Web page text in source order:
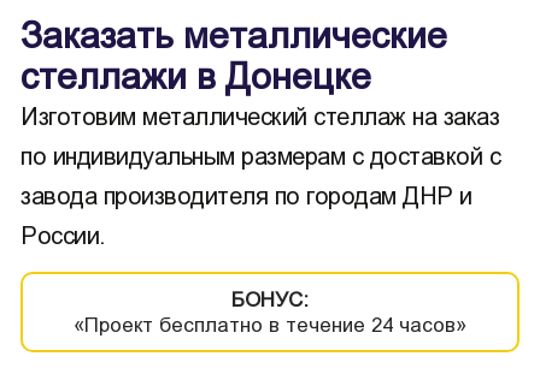
Заказать металлические
стеллажи в Донецке
Изготовим металлический стеллаж на заказ
по индивидуальным размерам с доставкой с
завода производителя по городам ДНР и
России.
БОНУС:
«Проект бесплатно в течение 24 часов»